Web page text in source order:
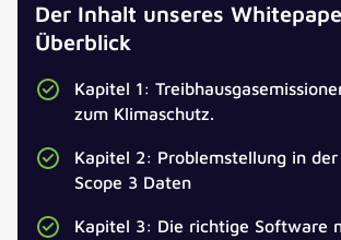
Der Inhalt unseres
Überblick
Kapitel 1:
zum Klimaschutz.
Kapitel 2: Problemstellung in der
Scope 3 Daten
Kapitel 3: Die richtige Software
Jetzt unser Whitepaper
ANREDE*
TITEL